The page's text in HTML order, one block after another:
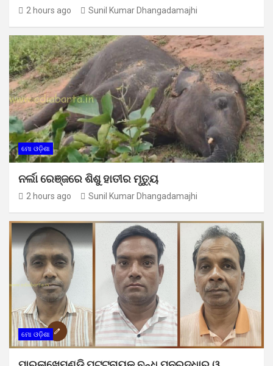
2 hours ago Sunil Kumar Dhangadamajhi
ମୋ ଓଡ଼ିଶା
ନର୍ଲା ରେଞ୍ଜରେ ଶିଶୁ ହାତୀର ମୃତ୍ୟୁ
2 hours ago Sunil Kumar Dhangadamajhi
ମୋ ଓଡ଼ିଶା